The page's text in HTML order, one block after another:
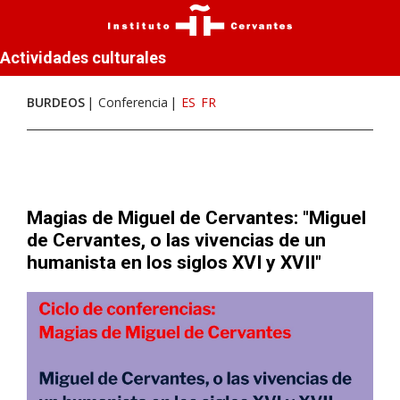
Actividades culturales
BURDEOS Conferencia ES FR
Magias de Miguel de Cervantes: "Miguel
de Cervantes, o las vivencias de un
humanista en los siglos XVI y XVII"